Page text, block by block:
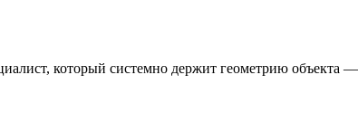
который системно держит геометрию